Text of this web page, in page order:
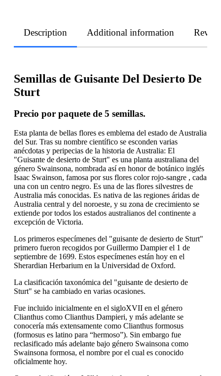
Description Additional information
Semillas de Guisante Del Desierto De
Sturt
Precio por paquete de 5 semillas.
Esta planta de bellas flores es emblema del estado de Australia
del Sur. Tras su nombre científico se esconden varias
anécdotas y peripecias de la historia de Australia: El
"Guisante de desierto de Sturt" es una planta australiana del
género Swainsona, nombrada así en honor de botánico inglés
Isaac Swainson, famosa por sus flores color rojo-sangre , cada
una con un centro negro. Es una de las flores silvestres de
Australia más conocidas. Es nativa de las regiones áridas de
Australia central y del noroeste, y su zona de crecimiento se
extiende por todos los estados australianos del continente a
excepción de Victoria.
Los primeros especímenes del "guisante de desierto de Sturt"
primero fueron recogidos por Guillermo Dampier el 1 de
septiembre de 1699. Estos especímenes están hoy en el
Sherardian Herbarium en la Universidad de Oxford.
La clasificación taxonómica del "guisante de desierto de
Sturt" se ha cambiado en varias ocasiones.
Fue incluido inicialmente en el sigloXVII en el género
Clianthus como Clianthus Dampieri, y más adelante se
conocería más extensamente como Clianthus formosus
(formosus es latino para “hermoso”). Sin embargo fue
reclasificado más adelante bajo género Swainsona como
Swainsona formosa, el nombre por el cual es conocido
oficialmente hoy.